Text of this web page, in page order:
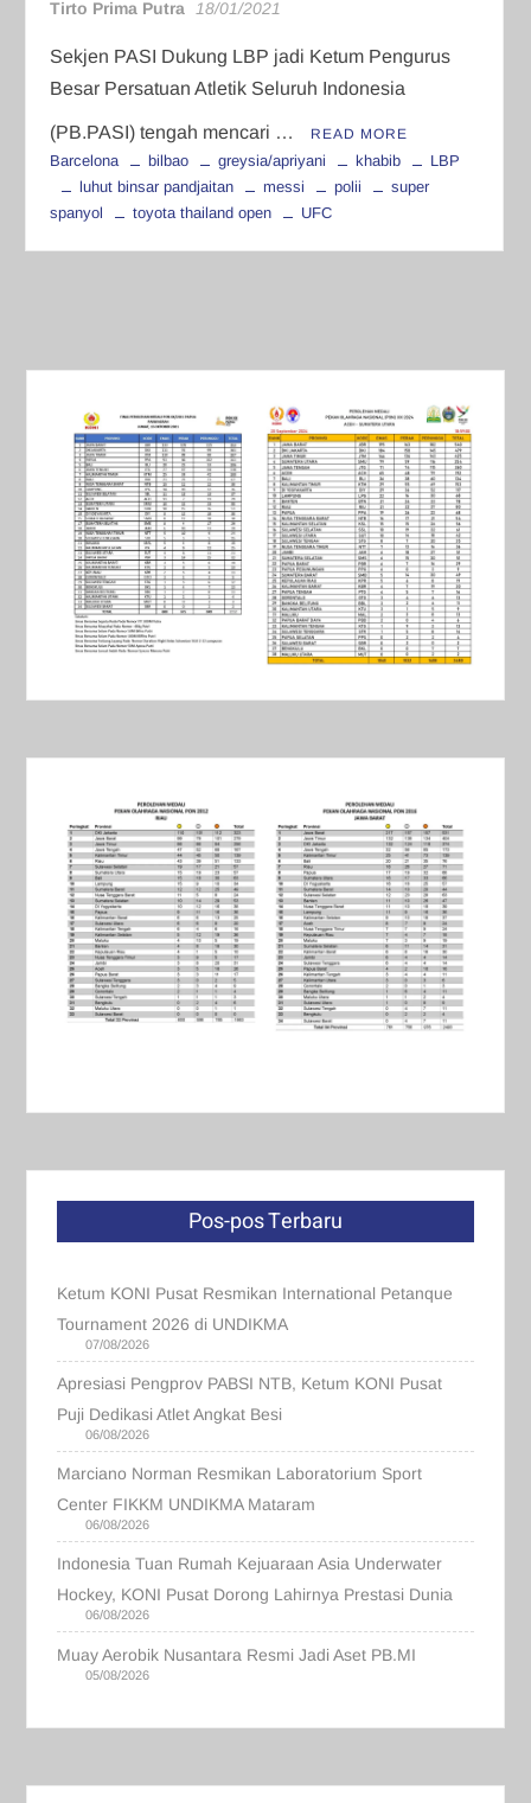
Tirto Prima Putra 18/01/2021
Sekjen PASI Dukung LBP jadi Ketum Pengurus
Besar Persatuan Atletik Seluruh Indonesia
(PB.PASI) tengah mencari … READ MORE
Barcelona bilbao greysia/apriyani khabib
LBP
luhut binsar pandjaitan
messi polii
super
spanyol
toyota thailand open UFC
Pos-pos Terbaru
Ketum KONI Pusat Resmikan International Petanque
Tournament 2026 di UNDIKMA
07/08/2026
Apresiasi Pengprov PABSI NTB, Ketum KONI Pusat
Puji Dedikasi Atlet Angkat Besi
06/08/2026
Marciano Norman Resmikan Laboratorium Sport
Center FIKKM UNDIKMA Mataram
06/08/2026
Indonesia Tuan Rumah Kejuaraan Asia Underwater
Hockey, KONI Pusat Dorong Lahirnya Prestasi Dunia
06/08/2026
Muay Aerobik Nusantara Resmi Jadi Aset PB.MI
05/08/2026